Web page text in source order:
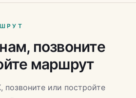
позвоните
маршрут
позвоните или постройте